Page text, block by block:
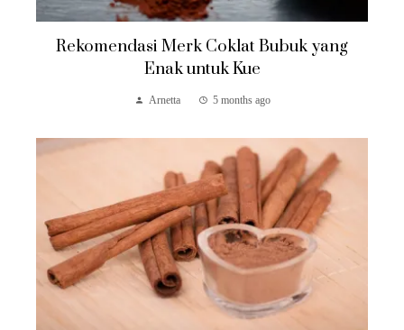
Rekomendasi Merk Coklat Bubuk yang
Enak untuk Kue
Arnetta 5 months ago